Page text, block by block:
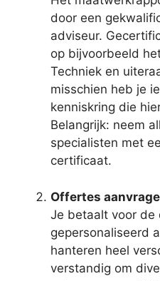
door een
adviseur.
op bijvoorbeeld
Techniek en
misschien heb je
kenniskring die
Belangrijk: neem
specialisten met
certificaat.
Offertes
Je betaalt voor de
gepersonaliseerd
hanteren heel
verstandig om